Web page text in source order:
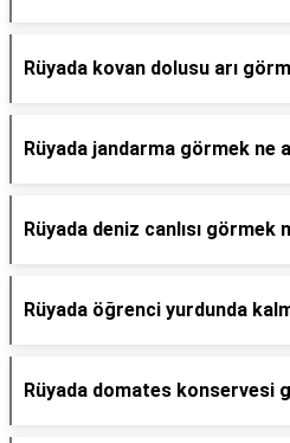
Rüyada kovan dolusu arı
Rüyada jandarma görmek ne
Rüyada deniz canlısı görmek
Rüyada öğrenci yurdunda
Rüyada domates konservesi